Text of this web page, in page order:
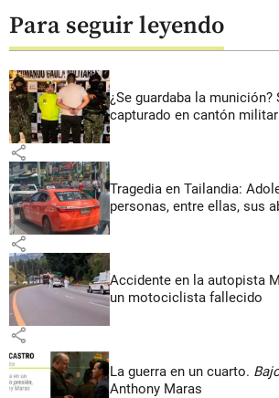
Para seguir leyendo
¿Se guardaba la munición?
capturado en cantón
share
Tragedia en Tailandia:
personas, entre ellas, sus
share
Accidente en la autopista
un motociclista fallecido
share
La guerra en un cuarto.
Anthony Maras